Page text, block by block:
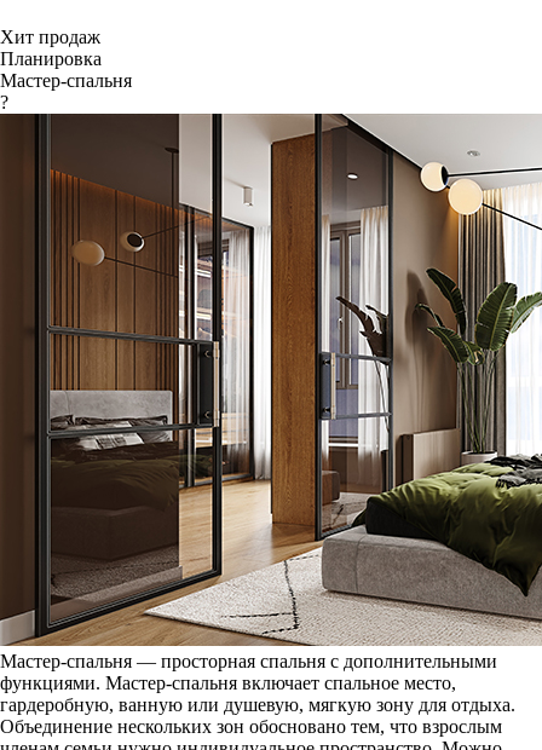
Хит продаж
Планировка
Мастер-спальня
?
Мастер-спальня — просторная спальня с дополнительными
функциями. Мастер-спальня включает спальное место,
гардеробную, ванную или душевую, мягкую зону для отдыха.
Объединение нескольких зон обосновано тем, что взрослым